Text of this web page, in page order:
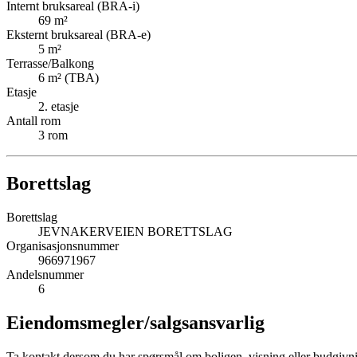
Internt bruksareal (BRA-i)
69 m²
Eksternt bruksareal (BRA-e)
5 m²
Terrasse/Balkong
6 m² (TBA)
Etasje
2. etasje
Antall rom
3 rom
Borettslag
Borettslag
JEVNAKERVEIEN BORETTSLAG
Organisasjonsnummer
966971967
Andelsnummer
6
Eiendomsmegler/salgsansvarlig